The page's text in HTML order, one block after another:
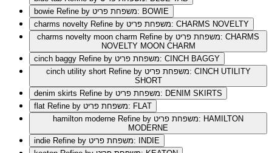
bowie
Refine by משפחת פריט: BOWIE
charms novelty
Refine by משפחת פריט: CHARMS NOVELTY
charms novelty moon charm Refine by משפחת פריט: CHARMS
NOVELTY MOON CHARM
cinch baggy
Refine by משפחת פריט: CINCH BAGGY
cinch utility short Refine by משפחת פריט: CINCH UTILITY
SHORT
denim skirts
Refine by משפחת פריט: DENIM SKIRTS
flat
Refine by משפחת פריט: FLAT
hamilton moderne Refine by משפחת פריט: HAMILTON
MODERNE
indie
Refine by משפחת פריט: INDIE